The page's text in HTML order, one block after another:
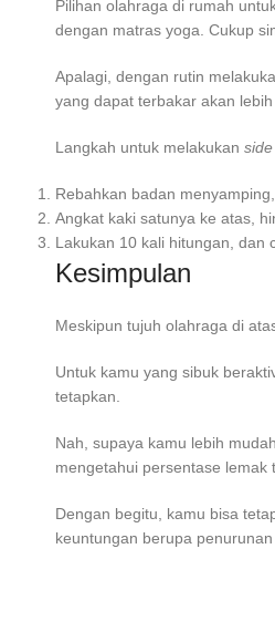
Pilihan olahraga di rumah
dengan matras yoga. Cukup
Apalagi, dengan rutin
yang dapat terbakar akan
Langkah untuk melakukan
Rebahkan badan
Angkat kaki satunya ke atas,
Lakukan 10 kali hitungan, dan
Kesimpulan
Meskipun tujuh olahraga di
Untuk kamu yang sibuk
tetapkan.
Nah, supaya kamu lebih
mengetahui persentase
Dengan begitu, kamu bisa
keuntungan berupa